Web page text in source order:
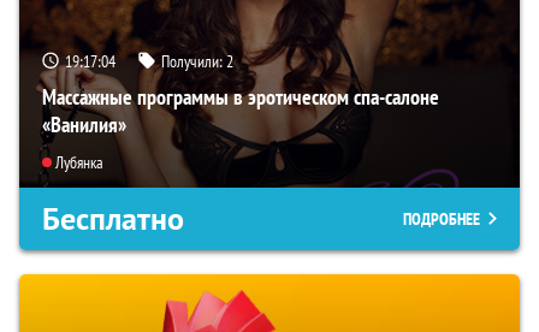
19:17:03 Получили:2
Массажные программы в эротическом спа-салоне
«Ванилия»
Лубянка
Бесплатно ПОДРОБНЕЕ